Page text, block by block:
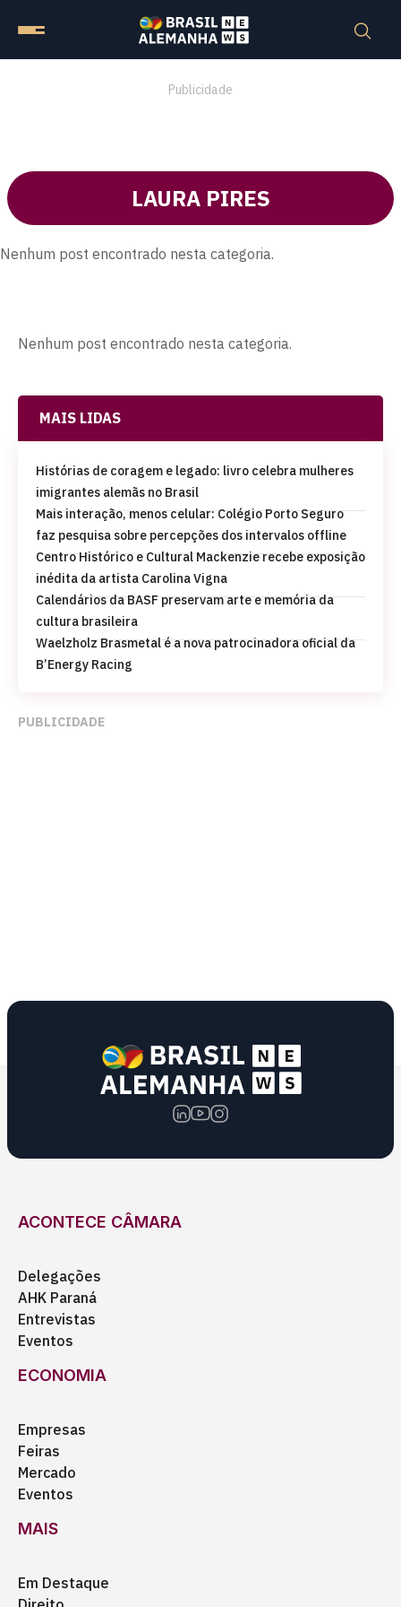
Publicidade
LAURA PIRES
Nenhum post encontrado nesta categoria.
Nenhum post encontrado nesta categoria.
MAIS LIDAS
Histórias de coragem e legado: livro celebra mulheres
imigrantes alemãs no Brasil
Mais interação, menos celular: Colégio Porto Seguro
faz pesquisa sobre percepções dos intervalos offline
Centro Histórico e Cultural Mackenzie recebe exposição
inédita da artista Carolina Vigna
Calendários da BASF preservam arte e memória da
cultura brasileira
Waelzholz Brasmetal é a nova patrocinadora oficial da
B’Energy Racing
PUBLICIDADE
ACONTECE CÂMARA
Delegações
AHK Paraná
Entrevistas
Eventos
ECONOMIA
Empresas
Feiras
Mercado
Eventos
MAIS
Em Destaque